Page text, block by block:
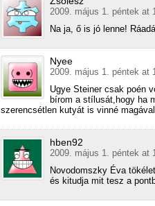
2009. május 1. péntek at
Na ja, ő is jó lenne!
Nyee
2009. május 1. péntek at
Ugye Steiner csak poén
bírom a stílusát,hogy ha
szerencsétlen kutyát is vinné
hben92
2009. május 1. péntek at
Novodomszky Éva
és kitudja mit tesz a